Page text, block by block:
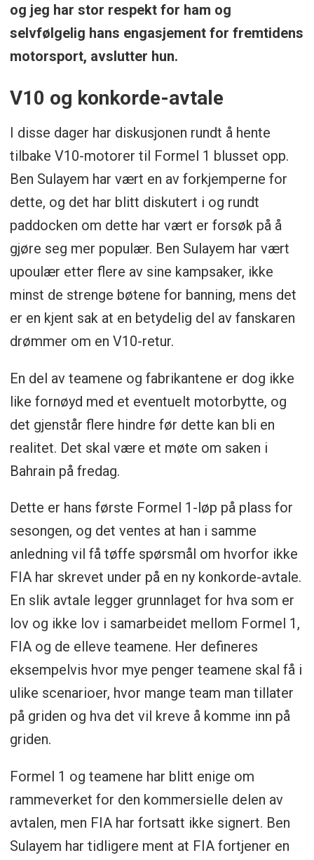
og jeg har stor respekt for ham og
selvfølgelig hans engasjement for fremtidens
motorsport, avslutter hun.
V10 og konkorde-avtale
I disse dager har diskusjonen rundt å hente
tilbake V10-motorer til Formel 1 blusset opp.
Ben Sulayem har vært en av forkjemperne for
dette, og det har blitt diskutert i og rundt
paddocken om dette har vært er forsøk på å
gjøre seg mer populær. Ben Sulayem har vært
upoulær etter flere av sine kampsaker, ikke
minst de strenge bøtene for banning, mens det
er en kjent sak at en betydelig del av fanskaren
drømmer om en V10-retur.
En del av teamene og fabrikantene er dog ikke
like fornøyd med et eventuelt motorbytte, og
det gjenstår flere hindre før dette kan bli en
realitet. Det skal være et møte om saken i
Bahrain på fredag.
Dette er hans første Formel 1-løp på plass for
sesongen, og det ventes at han i samme
anledning vil få tøffe spørsmål om hvorfor ikke
FIA har skrevet under på en ny konkorde-avtale.
En slik avtale legger grunnlaget for hva som er
lov og ikke lov i samarbeidet mellom Formel 1,
FIA og de elleve teamene. Her defineres
eksempelvis hvor mye penger teamene skal få i
ulike scenarioer, hvor mange team man tillater
på griden og hva det vil kreve å komme inn på
griden.
Formel 1 og teamene har blitt enige om
rammeverket for den kommersielle delen av
avtalen, men FIA har fortsatt ikke signert. Ben
Sulayem har tidligere ment at FIA fortjener en